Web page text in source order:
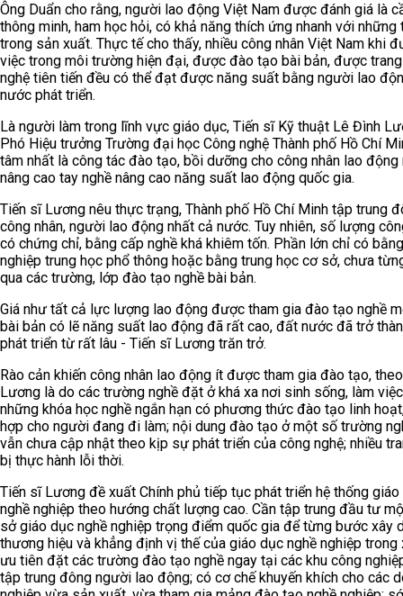
Ông Duẩn cho rằng, người lao động Việt Nam được đánh giá là
thông minh, ham học hỏi, có khả năng thích ứng nhanh với những
trong sản xuất. Thực tế cho thấy, nhiều công nhân Việt Nam khi
việc trong môi trường hiện đại, được đào tạo bài bản, được
nghệ tiên tiến đều có thể đạt được năng suất bằng người lao
nước phát triển.
Là người làm trong lĩnh vực giáo dục, Tiến sĩ Kỹ thuật Lê Đình
Phó Hiệu trưởng Trường đại học Công nghệ Thành phố Hồ Chí
tâm nhất là công tác đào tạo, bồi dưỡng cho công nhân lao động
nâng cao tay nghề nâng cao năng suất lao động quốc gia.
Tiến sĩ Lương nêu thực trạng, Thành phố Hồ Chí Minh tập trung
công nhân, người lao động nhất cả nước. Tuy nhiên, số lượng
có chứng chỉ, bằng cấp nghề khá khiêm tốn. Phần lớn chỉ có
nghiệp trung học phổ thông hoặc bằng trung học cơ sở, chưa
qua các trường, lớp đào tạo nghề bài bản.
Giá như tất cả lực lượng lao động được tham gia đào tạo nghề
bài bản có lẽ năng suất lao động đã rất cao, đất nước đã trở
phát triển từ rất lâu - Tiến sĩ Lương trăn trở.
Rào cản khiến công nhân lao động ít được tham gia đào tạo,
Lương là do các trường nghề đặt ở khá xa nơi sinh sống, làm
những khóa học nghề ngắn hạn có phương thức đào tạo linh
hợp cho người đang đi làm; nội dung đào tạo ở một số trường
vẫn chưa cập nhật theo kịp sự phát triển của công nghệ; nhiều
bị thực hành lỗi thời.
Tiến sĩ Lương đề xuất Chính phủ tiếp tục phát triển hệ thống
nghề nghiệp theo hướng chất lượng cao. Cần tập trung đầu tư
sở giáo dục nghề nghiệp trọng điểm quốc gia để từng bước xây
thương hiệu và khẳng định vị thế của giáo dục nghề nghiệp trong
ưu tiên đặt các trường đào tạo nghề ngay tại các khu công
tập trung đông người lao động; có cơ chế khuyến khích cho các